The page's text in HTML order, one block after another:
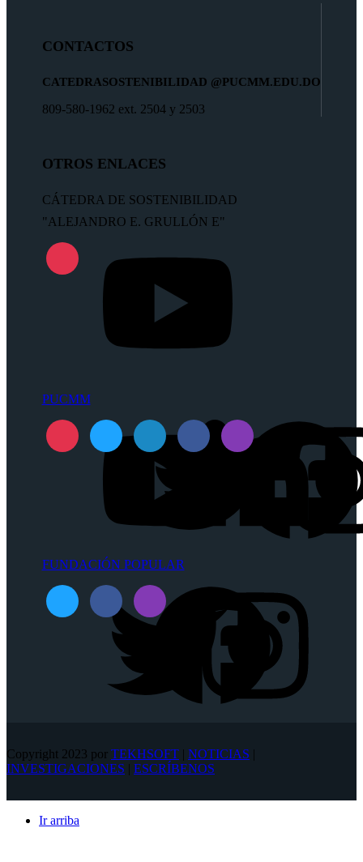
CONTACTOS
CATEDRASOSTENIBILIDAD @PUCMM.EDU.DO
809-580-1962 ext. 2504 y 2503
OTROS ENLACES
CÁTEDRA DE SOSTENIBILIDAD
"ALEJANDRO E. GRULLÓN E"
PUCMM
FUNDACIÓN POPULAR
Copyright 2023 por TEKHSOFT | NOTICIAS |
INVESTIGACIONES | ESCRÍBENOS
Ir arriba